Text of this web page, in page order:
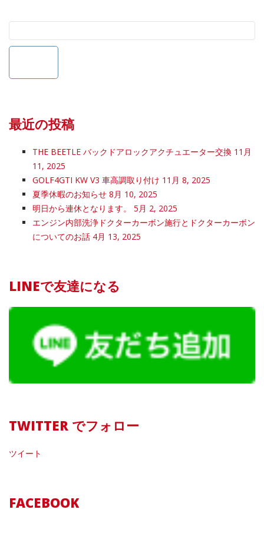
最近の投稿
THE BEETLE バックドアロックアクチュエーター交換 11月
11, 2025
GOLF4GTI KW V3 車高調取り付け 11月 8, 2025
夏季休暇のお知らせ 8月 10, 2025
明日から連休となります。
5月 2, 2025
エンジン内部洗浄ドクターカーボン施行とドクターカーボン
についてのお話 4月 13, 2025
LINEで友達になる
TWITTER でフォロー
ツイート
FACEBOOK